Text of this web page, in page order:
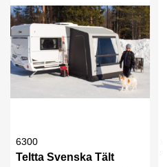
6300
Teltta Svenska Tält